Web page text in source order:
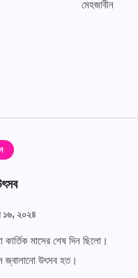
১৬, ২০২৪
মাসের শেষ দিন ছিলো।
জ্বালানো উৎসব হত।